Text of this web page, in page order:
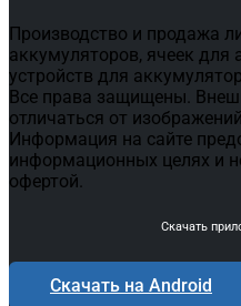
Производство и продажа
аккумуляторов, ячеек для
устройств для
Все права защищены.
отличаться от
Информация на сайте
информационных целях и
офертой.
Скачать
Скачать на Android